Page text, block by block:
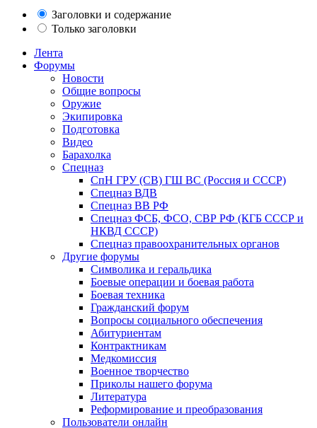
Заголовки и содержание
Только заголовки
Лента
Форумы
Новости
Общие вопросы
Оружие
Экипировка
Подготовка
Видео
Барахолка
Спецназ
СпН ГРУ (СВ) ГШ ВС (Россия и СССР)
Спецназ ВДВ
Спецназ ВВ РФ
Спецназ ФСБ, ФСО, СВР РФ (КГБ СССР и
НКВД СССР)
Спецназ правоохранительных органов
Другие форумы
Символика и геральдика
Боевые операции и боевая работа
Боевая техника
Гражданский форум
Вопросы социального обеспечения
Абитуриентам
Контрактникам
Медкомиссия
Военное творчество
Приколы нашего форума
Литература
Реформирование и преобразования
Пользователи онлайн